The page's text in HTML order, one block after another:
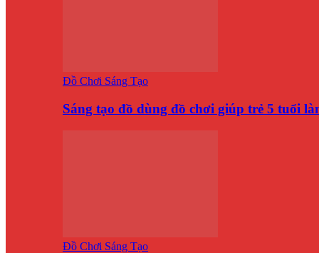
Đồ Chơi Sáng Tạo
Sáng tạo đồ dùng đồ chơi giúp trẻ 5 tuổi
Đồ Chơi Sáng Tạo